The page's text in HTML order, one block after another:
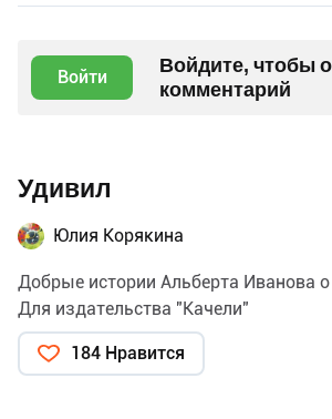
Войти
Войдите, чтобы
комментарий
Удивил
Юлия Корякина
Добрые истории Альберта Иванова
Для издательства "Качели"
184 Нравится